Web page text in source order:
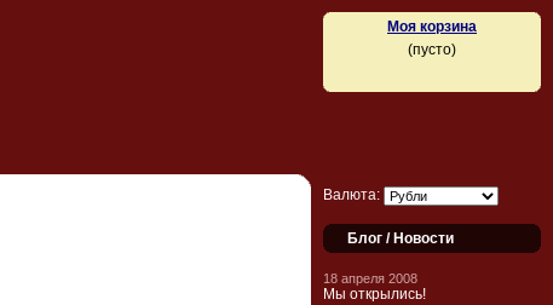
Моя корзина
(пусто)
Валюта:
Блог / Новости
18 апреля 2008
Мы открылись!